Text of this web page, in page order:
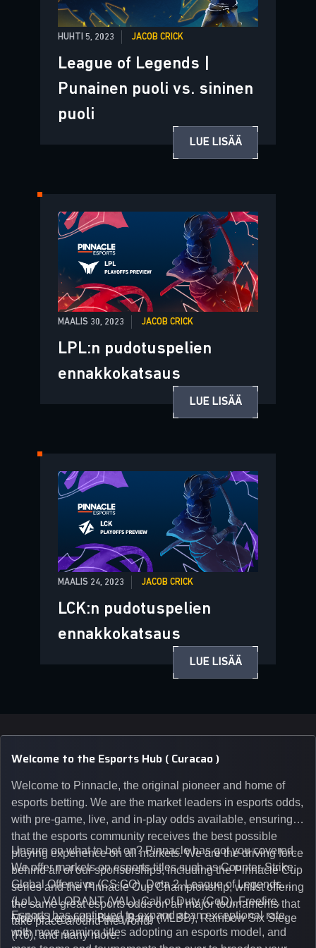
HUHTI 5, 2023 JACOB CRICK
League of Legends |
Punainen puoli vs. sininen
puoli
LUE LISÄÄ
MAALIS 30, 2023 JACOB CRICK
LPL:n pudotuspelien
ennakkokatsaus
LUE LISÄÄ
MAALIS 24, 2023 JACOB CRICK
LCK:n pudotuspelien
ennakkokatsaus
LUE LISÄÄ
Welcome to the Esports Hub ( Curacao )
Welcome to Pinnacle, the original pioneer and home of
esports betting. We are the market leaders in esports odds,
with pre-game, live, and in-play odds available, ensuring
that the esports community receives the best possible
playing experience on all markets. We are the driving force
behind all of our sponsorships, including the Pinnacle Cup
series and the Pinnacle Cup Championship, whilst offering
the same great esports odds on all major tournaments that
take place around the world.
Unsure on what to bet on? Pinnacle has got you covered.
We offer markets on esports titles such as Counter-Strike:
Global Offensive (CS:GO), Dota 2, League of Legends
(LoL), VALORANT (VAL), Call of Duty (CoD), Freefire,
Mobile Legends: Bang Bang (MLBB), Rainbow Six Siege
(R6), and many more.
Esports has continued to expand at an exceptional rate,
with more gaming titles adopting an esports model, and